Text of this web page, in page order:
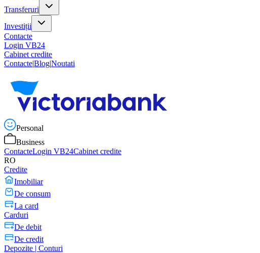
Transferuri
Investiții
Contacte
Login VB24
Cabinet credite
Contacte|Blog|Noutati
Personal
Business
ContacteLogin VB24Cabinet credite
RO
Credite
Imobiliar
De consum
La card
Carduri
De debit
De credit
Depozite | Conturi